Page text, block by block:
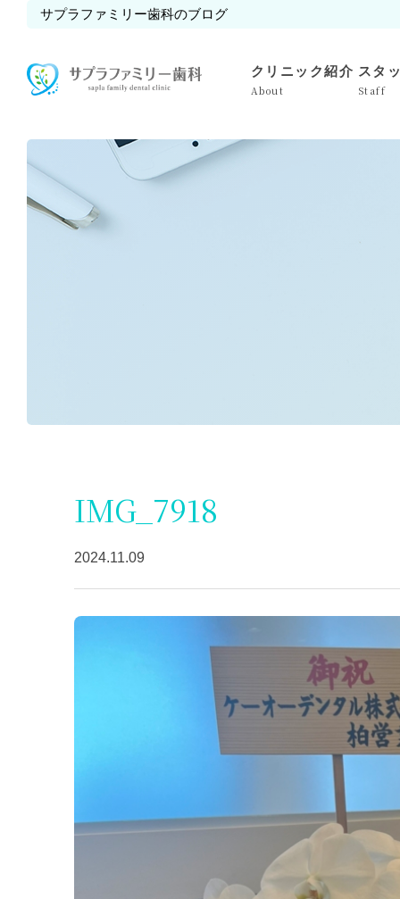
サプラファミリー歯科のブログ
クリニック紹介
About
スタ
Staff
IMG_7918
2024.11.09